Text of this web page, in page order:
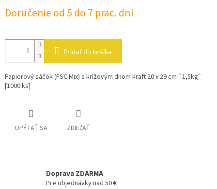
cena:
Doručenie od 5 do 7 prac. dní
Pridať do košíka
Papierový sáčok (FSC Mix) s krížovým dnom kraft 20 x 29 cm `1,5kg`
[1000 ks]
OPÝTAŤ SA ZDIEĽAŤ
Doprava ZDARMA
Pre objednávky nad 50 €